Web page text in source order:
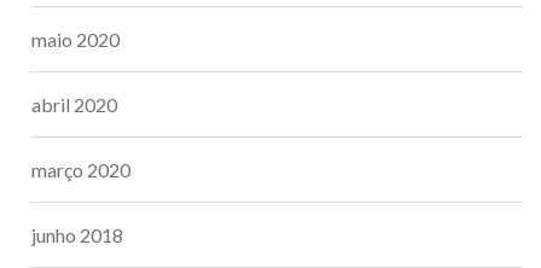
maio 2020
abril 2020
março 2020
junho 2018